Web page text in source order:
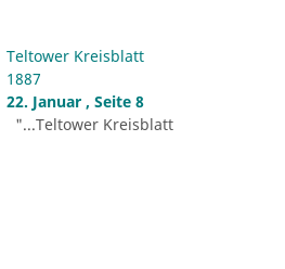
Teltower Kreisblatt
1887
22. Januar , Seite 8
"...Teltower Kreisblatt